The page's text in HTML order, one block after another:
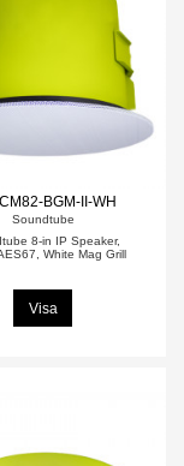
BGM-II-WH
Soundtube
8-in IP Speaker,
White Mag Grill
Visa